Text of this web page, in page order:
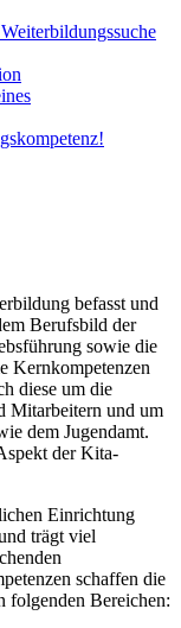
befasst und
Berufsbild der
sowie die
Kernkompetenzen
diese um die
Mitarbeitern und um
dem Jugendamt.
der Kita-
Einrichtung
trägt viel
schaffen die
folgenden Bereichen: